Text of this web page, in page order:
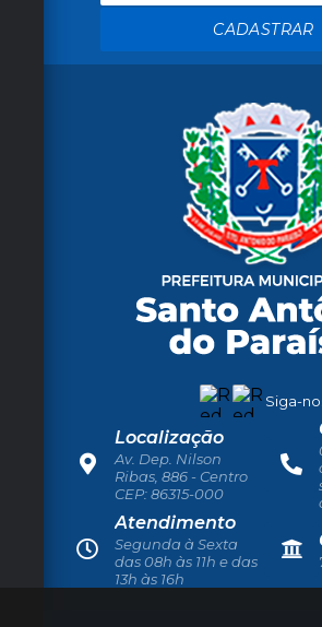
CADASTRAR
Siga-
Localização
Av. Dep. Nilson
Ribas, 886 - Centro
CEP: 86315-000
Atendimento
Segunda à Sexta
das 08h às 11h e das
13h às 16h